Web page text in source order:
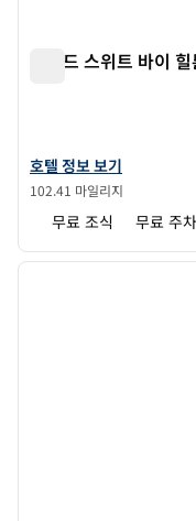
홈우드 스위트 바이
몬태나 주 홈우드 스위트
호텔 정보 보기
102.41 마일리지
무료 조식 무료 주차
1/12
이전 이미지